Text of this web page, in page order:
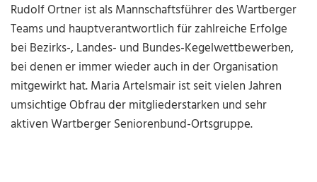
Rudolf Ortner ist als Mannschaftsführer des Wartberger
Teams und hauptverantwortlich für zahlreiche Erfolge
bei Bezirks-, Landes- und Bundes-Kegelwettbewerben,
bei denen er immer wieder auch in der Organisation
mitgewirkt hat. Maria Artelsmair ist seit vielen Jahren
umsichtige Obfrau der mitgliederstarken und sehr
aktiven Wartberger Seniorenbund-Ortsgruppe.